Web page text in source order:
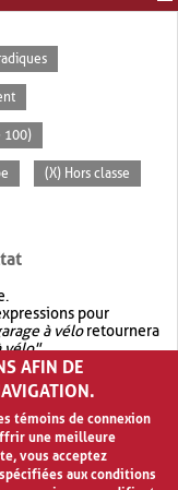
100)
(X) Hors classe
pour
à véloretournera
vélo".
OR.garage OR vélo
garage à vélo
AFIN DE
témoins de connexion
une meilleure
vous acceptez
aux conditions